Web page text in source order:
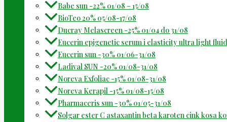
Babe sun -22% 01/08 – 15/08
BioTeo 20% 05/08-17/08
Ducray Melascreen -25% 01/04 do 31/08
Eucerin epigenetic serum i elasticity ultra light
Eucerin sun -30% 01/06-31/08
Ladival SUN -20% 01/08-31/08
Noreva Exfoliac -15% 01/08-31/08
Noreva Kerapil -15% 01/08-15/08
Pharmaceris sun -30% 01/05-31/08
Solgar ester C astaxantin beta karoten cink kosa